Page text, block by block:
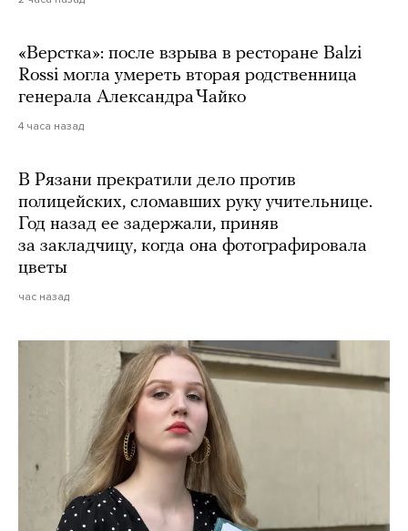
«Верстка»: после взрыва в ресторане Balzi
Rossi могла умереть вторая родственница
генерала Александра Чайко
4 часа назад
В Рязани прекратили дело против
полицейских, сломавших руку учительнице.
Год назад ее задержали, приняв
за закладчицу, когда она фотографировала
цветы
час назад